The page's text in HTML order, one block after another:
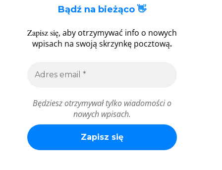
Bądź na bieżąco 👋
Zapisz się, aby otrzymywać info o nowych
wpisach na swoją skrzynkę pocztową.
Będziesz otrzymywał tylko wiadomości o
nowych wpisach.